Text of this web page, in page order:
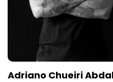
Adriano Chueiri